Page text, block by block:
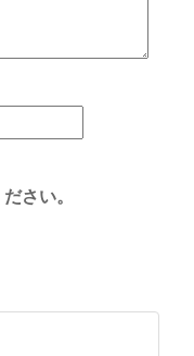
さい。